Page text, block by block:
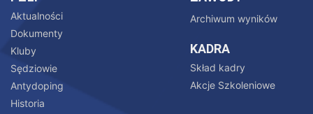
Aktualności
Dokumenty
Kluby
Sędziowie
Antydoping
Historia
Archiwum wyników
KADRA
Skład kadry
Akcje Szkoleniowe